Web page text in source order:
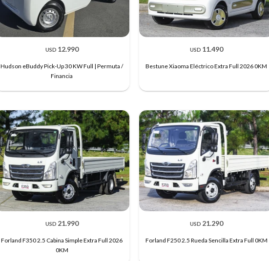
USD 12.990
Hudson eBuddy Pick-Up 30 KW Full | Permuta /
Financia
USD 11.490
Bestune Xiaoma Eléctrico Extra Full 2026 0KM
USD 21.990
Forland F350 2.5 Cabina Simple Extra Full 2026
0KM
USD 21.290
Forland F250 2.5 Rueda Sencilla Extra Full 0KM